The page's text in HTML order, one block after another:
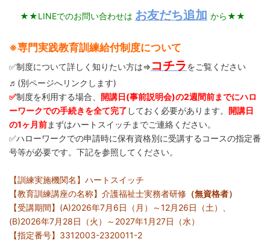
★★LINEでのお問い合わせは お友だち追加 から★★
※専門実践教育訓練給付制度について
✅制度について詳しく知りたい方は⇒ コチラをご覧ください
♬(別ページへリンクします)
✅制度を利用する場合、 開講日(事前説明会)の2週間前までにハロ
ーワークでの手続きを全て完了 しておく必要があります。 開講日
の1ヶ月前まずはハートスイッチまでご連絡ください。
✅ハローワークでの申請時に保有資格別に受講するコースの指定番
号等が必要です。下記を参照してください。
【訓練実施機関名】ハートスイッチ
【教育訓練講座の名称】介護福祉士実務者研修 （無資格者）
【受講期間】(A)2026年7月6日（月）～12月26日（土）、
(B)2026年7月28日（火）～2027年1月27日（水）
【指定番号】3312003-2320011-2